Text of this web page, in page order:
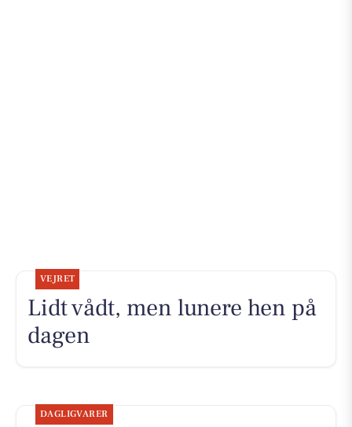
VEJRET
Lidt vådt, men lunere hen på
dagen
DAGLIGVARER